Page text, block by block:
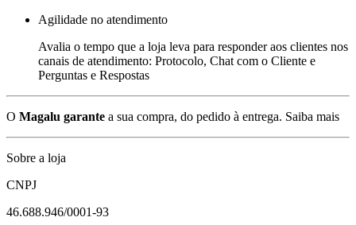
Agilidade no atendimento
Avalia o tempo que a loja leva para responder aos clientes nos
canais de atendimento: Protocolo, Chat com o Cliente e
Perguntas e Respostas
O Magalu garante a sua compra, do pedido à entrega. Saiba mais
Sobre a loja
CNPJ
46.688.946/0001-93